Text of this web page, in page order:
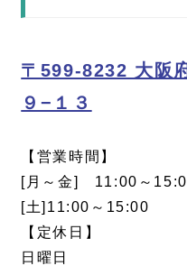
〒599-8232 大阪
９−１３
【営業時間】
[月～金] 11:00～
[土]11:00～15:00
【定休日】
日曜日